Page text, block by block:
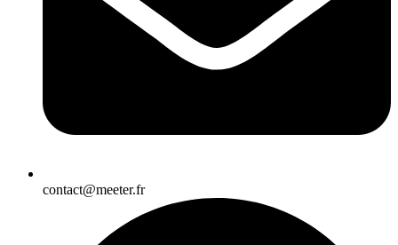
contact@meeter.fr